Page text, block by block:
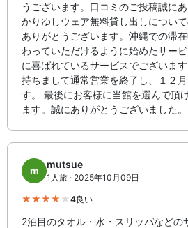
うございます。口コミのご投稿誠に
かりゆしウェア無料貸し出しについ
ありがとうございます。沖縄での滞
わっていただけるように始めたサー
に喜ばれているサービスでございま
持ちまして通常営業を終了し、１２
す。 最後にお客様に当館を選んで頂
ます。誠にありがとうございました。
m
mutsue
1人旅 · 2025年10月09日
4良い
2泊目のタオル・水・スリッパなどの